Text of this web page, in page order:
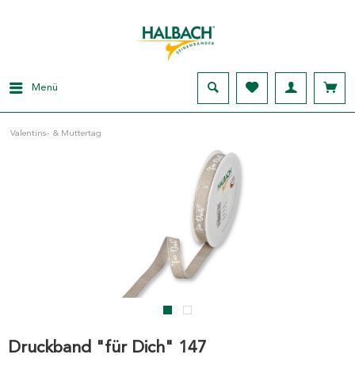
Menü
Valentins- & Muttertag
Druckband "für Dich" 147